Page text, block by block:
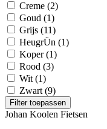
Creme (2)
Goud (1)
Grijs (11)
HeugrÜn (1)
Koper(1)
Rood (3)
Wit (1)
Zwart (9)
Filter toepassen
Johan Koolen Fietsen